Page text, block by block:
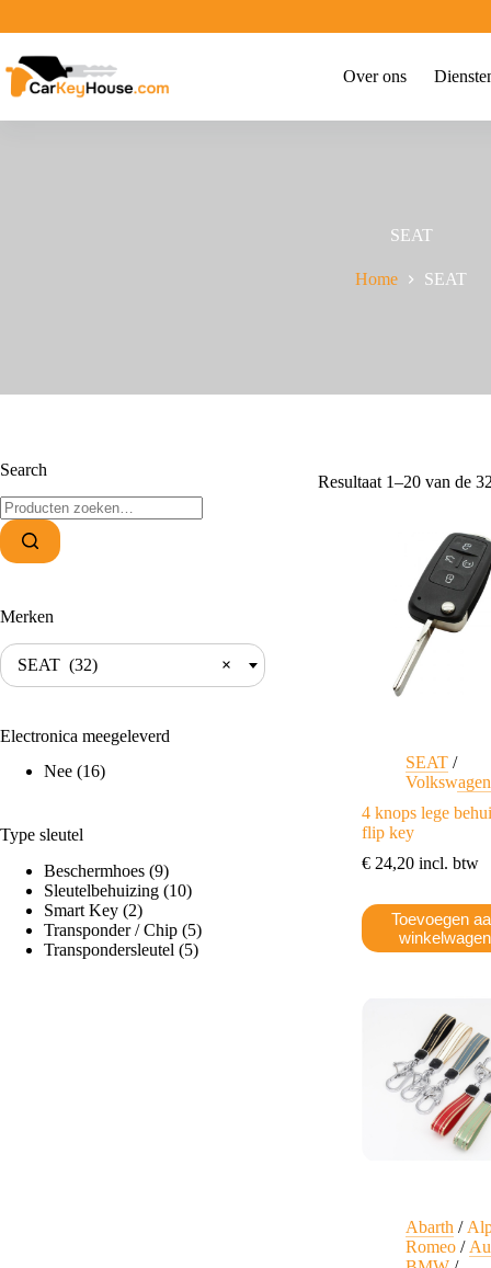
inhoud
Over ons
SEAT
Home SEAT
Resultaat 1–20 van de
SEAT /
Volkswagen
4 knops lege
flip key
€ 24,20 incl. btw
Toevoegen
winkelwagen
Abarth /
Romeo /
Search
Zoeken
naar:
Merken
×
SEAT (32)
Electronica meegeleverd
Nee (16)
Type sleutel
Beschermhoes (9)
Sleutelbehuizing (10)
Smart Key (2)
Transponder / Chip (5)
Transpondersleutel (5)